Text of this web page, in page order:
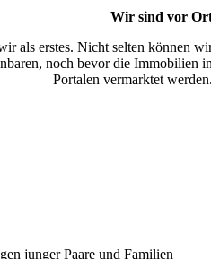
Wir sind vor
als erstes. Nicht selten können
noch bevor die Immobilien
Portalen vermarktet
junger Paare und Familien